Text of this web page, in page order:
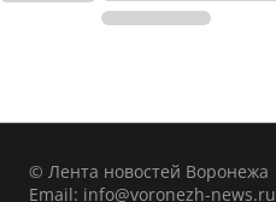
© Лента новостей Воронежа
Email: info@voronezh-news.ru